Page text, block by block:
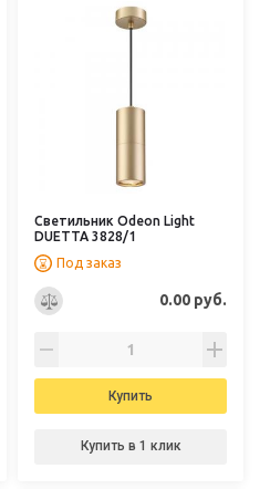
Светильник Odeon Light
DUETTA 3828/1
Под заказ
0.00 руб.
Купить
Купить в 1 клик